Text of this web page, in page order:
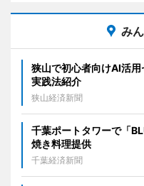
み
狭山で初心者向けAI活
実践法紹介
狭山経済新聞
千葉ポートタワーで「
焼き料理提供
千葉経済新聞